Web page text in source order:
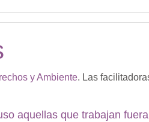
y Ambiente. Las
aquellas que trabajan